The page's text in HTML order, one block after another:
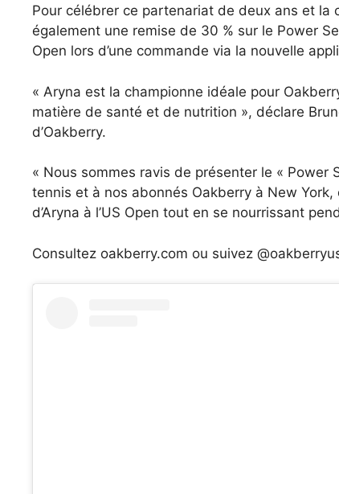
Pour célébrer ce partenariat de deux ans et
également une remise de 30 % sur le Power
Open lors d’une commande via la nouvelle
« Aryna est la championne idéale pour
matière de santé et de nutrition », déclare
d’Oakberry.
« Nous sommes ravis de présenter le «
tennis et à nos abonnés Oakberry à New
d’Aryna à l’US Open tout en se nourrissant
Consultez oakberry.com ou suivez